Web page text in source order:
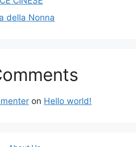
della Nonna
on Hello world!